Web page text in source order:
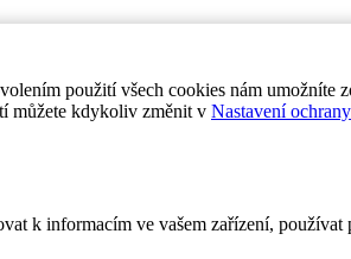
použití všech cookies nám umožníte
můžete kdykoliv změnit v Nastavení
k informacím ve vašem zařízení, používat